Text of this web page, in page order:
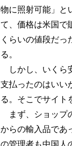
物に照射可能」と
て、価格は米国で
くらいの値段だ
る。
しかし、いくら
支払ったのはいい
る。そこでサイト
まず、ショップ
からの輸入品であ
の管理者も中国人